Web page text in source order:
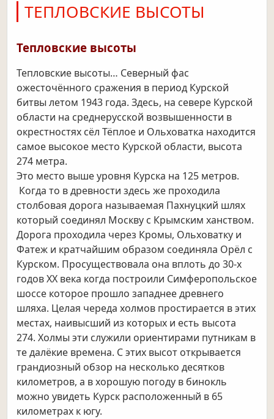
ТЕПЛОВСКИЕ ВЫСОТЫ
Тепловские высоты
Тепловские высоты… Северный фас
ожесточённого сражения в период Курской
битвы летом 1943 года. Здесь, на севере Курской
области на среднерусской возвышенности в
окрестностях сёл Тёплое и Ольховатка находится
самое высокое место Курской области, высота
274 метра.
Это место выше уровня Курска на 125 метров.
Когда то в древности здесь же проходила
столбовая дорога называемая Пахнуцкий шлях
который соединял Москву с Крымским ханством.
Дорога проходила через Кромы, Ольховатку и
Фатеж и кратчайшим образом соединяла Орёл с
Курском. Просуществовала она вплоть до 30-х
годов ХХ века когда построили Симферопольское
шоссе которое прошло западнее древнего
шляха. Целая череда холмов простирается в этих
местах, наивысший из которых и есть высота
274. Холмы эти служили ориентирами путникам в
те далёкие времена. С этих высот открывается
грандиозный обзор на несколько десятков
километров, а в хорошую погоду в бинокль
можно увидеть Курск расположенный в 65
километрах к югу.